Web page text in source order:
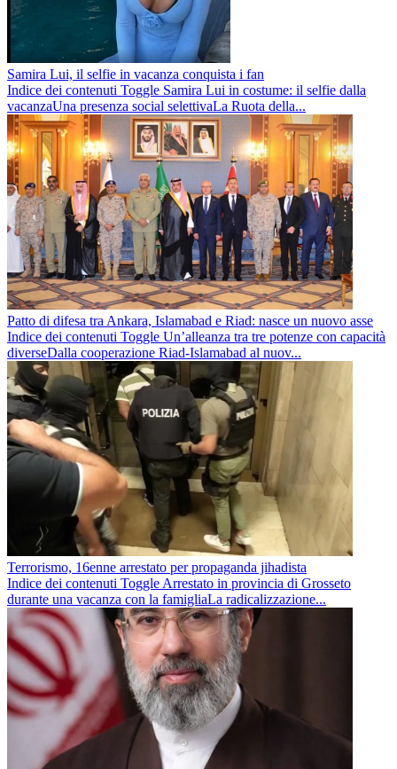
Samira Lui, il selfie in vacanza conquista i fan
Indice dei contenuti Toggle Samira Lui in costume: il selfie dalla
vacanzaUna presenza social selettivaLa Ruota della...
Patto di difesa tra Ankara, Islamabad e Riad: nasce un nuovo asse
Indice dei contenuti Toggle Un’alleanza tra tre potenze con capacità
diverseDalla cooperazione Riad-Islamabad al nuov...
Terrorismo, 16enne arrestato per propaganda jihadista
Indice dei contenuti Toggle Arrestato in provincia di Grosseto
durante una vacanza con la famigliaLa radicalizzazione...